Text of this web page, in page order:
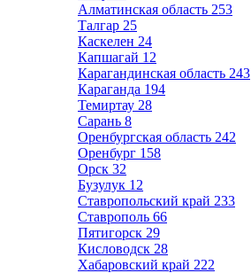
Алматинская область 253
Талгар 25
Каскелен 24
Капшагай 12
Карагандинская область 243
Караганда 194
Темиртау 28
Сарань 8
Оренбургская область 242
Оренбург 158
Орск 32
Бузулук 12
Ставропольский край 233
Ставрополь 66
Пятигорск 29
Кисловодск 28
Хабаровский край 222